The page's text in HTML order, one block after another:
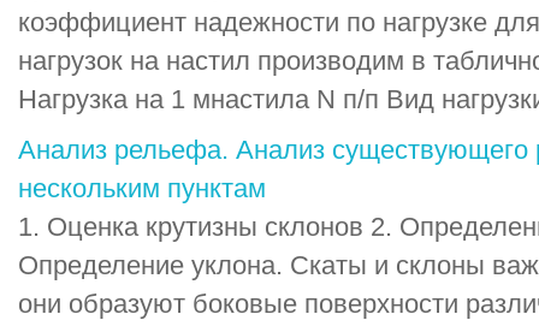
коэффициент надежности по нагрузке
нагрузок на настил производим в
Нагрузка на 1 мнастила N п/п Вид
Анализ рельефа. Анализ существующего
нескольким пунктам
1. Оценка крутизны склонов 2.
Определение уклона. Скаты и склоны
они образуют боковые поверхности